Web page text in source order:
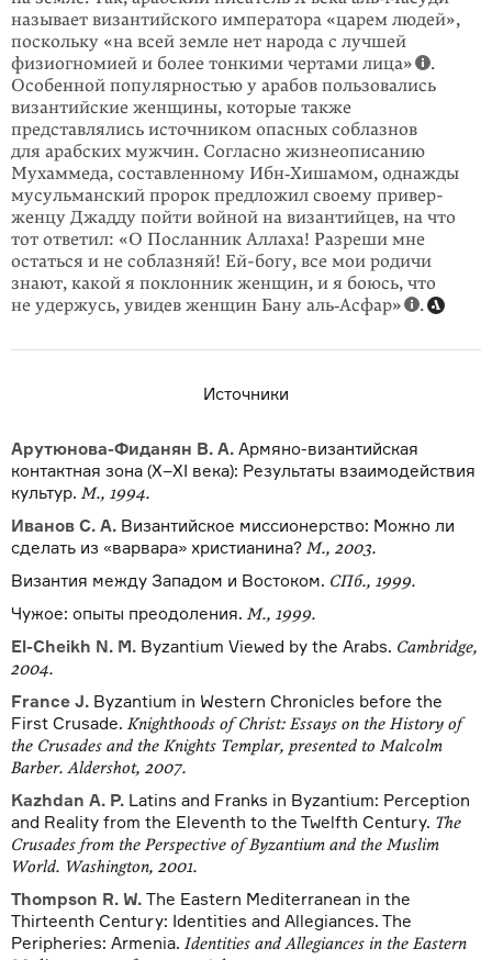
называет византийского императора «царем людей»,
поскольку «на всей земле нет народа с лучшей
физиогномией и более тонкими чертами лица»
.
Особенной популярностью у арабов пользовались
византийские женщины, которые также
представлялись источником опасных соблазнов
для арабских мужчин. Согласно жизнеописанию
Мухаммеда, составленному Ибн‑Хишамом, однажды
мусульманский пророк предложил своему привер­
женцу Джадду пойти войной на византийцев, на что
тот ответил: «О Послан­ник Аллаха! Разреши мне
остаться и не соблазняй! Ей-богу, все мои родичи
знают, какой я поклонник женщин, и я боюсь, что
не удержусь, увидев женщин Бану аль‑Асфар»
.
Источники
Арутюнова-Фиданян В. А. Армяно-византийская
контактная зона (Х–ХІ века): Результаты взаимодействия
культур. М., 1994.
Иванов С. А. Византийское миссионерство: Можно ли
сделать из «варвара» христианина? М., 2003.
Византия между Западом и Востоком. СПб., 1999.
Чужое: опыты преодоления. М., 1999.
El-Cheikh N. M. Byzantium Viewed by the Arabs. Cambridge,
2004.
France J. Byzantium in Western Chronicles before the
First Crusade. Knighthoods of Christ: Essays on the History of
the Crusades and the Knights Templar, presented to Malcolm
Barber. Aldershot, 2007.
Kazhdan A. P. Latins and Franks in Byzantium: Perception
and Reality from the Eleventh to the Twelfth Century. The
Crusades from the Perspective of Byzantium and the Muslim
World. Washington, 2001.
Thompson R. W. The Eastern Mediterranean in the
Thirteenth Century: Identities and Allegiances. The
Peripheries: Armenia. Identities and Allegiances in the Eastern